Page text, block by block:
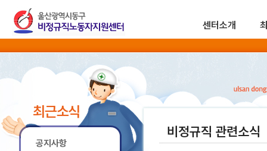
센터소개
최근소식
공지사항
비정규직 관련소식